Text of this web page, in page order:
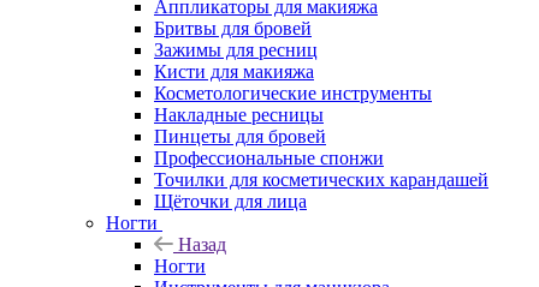
Аппликаторы для макияжа
Бритвы для бровей
Зажимы для ресниц
Кисти для макияжа
Косметологические инструменты
Накладные ресницы
Пинцеты для бровей
Профессиональные спонжи
Точилки для косметических карандашей
Щёточки для лица
Ногти
Назад
Ногти